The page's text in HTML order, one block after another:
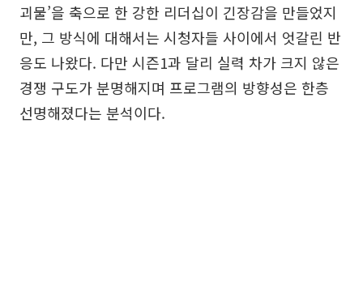
괴물’을 축으로 한 강한 리더십이 긴장감을 만들었지
만, 그 방식에 대해서는 시청자들 사이에서 엇갈린 반
응도 나왔다. 다만 시즌1과 달리 실력 차가 크지 않은
경쟁 구도가 분명해지며 프로그램의 방향성은 한층
선명해졌다는 분석이다.